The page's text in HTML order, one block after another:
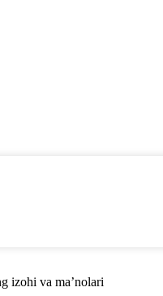
izohi va ma’nolari